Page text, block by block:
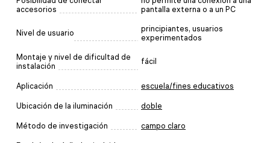
accesorios
pantalla externa o a un PC
Nivel de usuario
principiantes, usuarios
experimentados
Montaje y nivel de dificultad de
instalación
fácil
Aplicación escuela/fines educativos
Ubicación de la iluminación doble
Método de investigación campo claro